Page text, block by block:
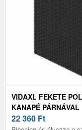
VIDAXL FEKETE
KANAPÉ PÁRNÁVAL
22 360 Ft